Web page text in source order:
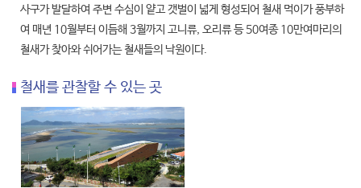
사구가 발달하여 주변 수심이 얕고 갯벌이 넓게 형성되어 철새 먹이가 풍부하
여 매년 10월부터 이듬해 3월까지 고니류, 오리류 등 50여종 10만여마리의
철새가 찾아와 쉬어가는 철새들의 낙원이다.
철새를 관찰할 수 있는 곳